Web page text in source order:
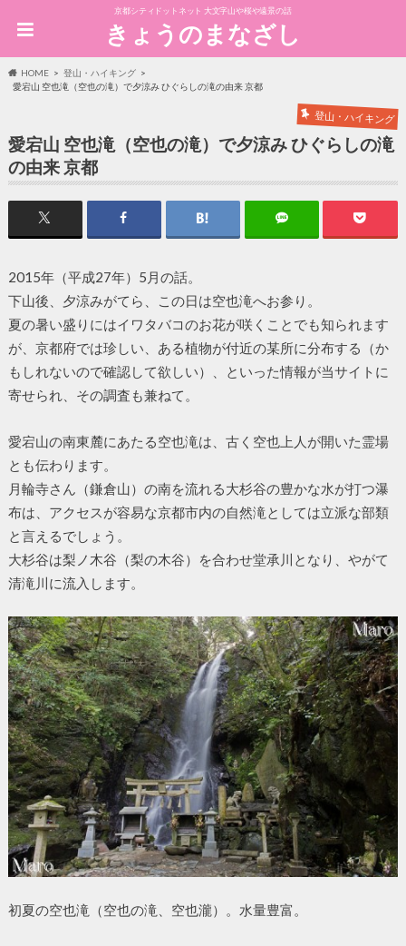
京都シティドットネット 大文字山や桜や遠景の話
きょうのまなざし
HOME
登山・ハイキング
愛宕山 空也滝（空也の滝）で夕涼み ひぐらしの滝の由来 京都
登山・ハイキング
愛宕山 空也滝（空也の滝）で夕涼み ひぐらしの滝
の由来 京都
2015年（平成27年）5月の話。
下山後、夕涼みがてら、この日は空也滝へお参り。
夏の暑い盛りにはイワタバコのお花が咲くことでも知られます
が、京都府では珍しい、ある植物が付近の某所に分布する（か
もしれないので確認して欲しい）、といった情報が当サイトに
寄せられ、その調査も兼ねて。
愛宕山の南東麓にあたる空也滝は、古く空也上人が開いた霊場
とも伝わります。
月輪寺さん（鎌倉山）の南を流れる大杉谷の豊かな水が打つ瀑
布は、アクセスが容易な京都市内の自然滝としては立派な部類
と言えるでしょう。
大杉谷は梨ノ木谷（梨の木谷）を合わせ堂承川となり、やがて
清滝川に流入します。
初夏の空也滝（空也の滝、空也瀧）。水量豊富。